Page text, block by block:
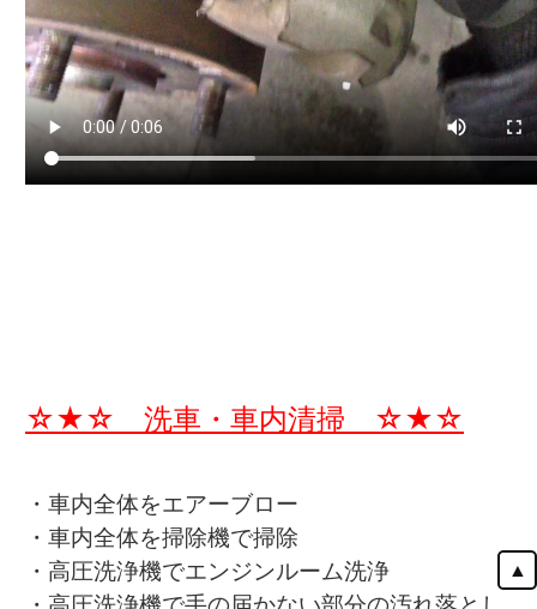
☆★☆ 洗車・車内清掃 ☆★☆
・車内全体をエアーブロー
・車内全体を掃除機で掃除
・高圧洗浄機でエンジンルーム洗浄
▲